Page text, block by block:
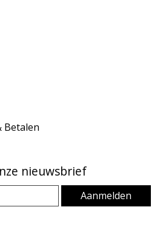
Betalen
nieuwsbrief
Aanmelden